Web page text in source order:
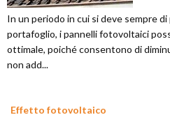
In un periodo in cui si deve sempre
portafoglio, i pannelli fotovoltaici
ottimale, poiché consentono di
non add...
Effetto fotovoltaico